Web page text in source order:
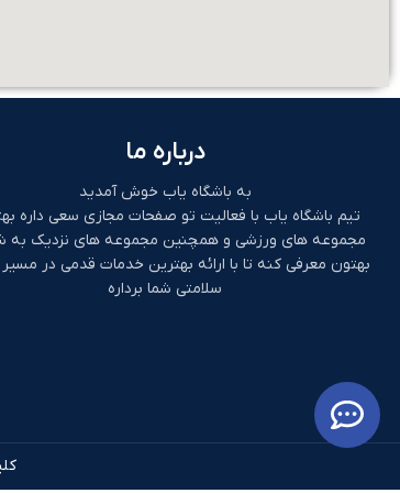
درباره ما
به باشگاه یاب خوش آمدید
تیم باشگاه یاب با فعالیت تو صفحات مجازی سعی داره
مجموعه های ورزشی و همچنین مجموعه های نزدیک به
بهتون معرفی کنه تا با ارائه بهترین خدمات قدمی در
سلامتی شما برداره